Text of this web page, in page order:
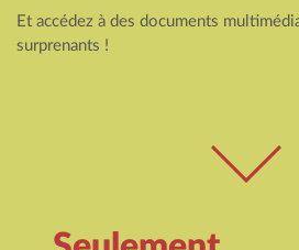
Et accédez à des documents
surprenants !